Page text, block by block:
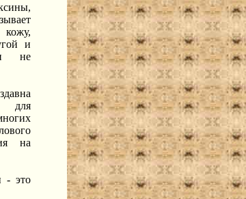
кожу,
и
и не
для
на
- это